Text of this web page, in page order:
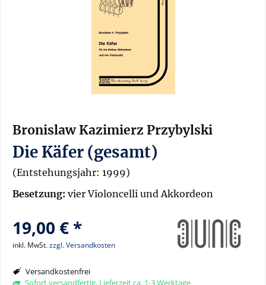
Bronislaw Kazimierz Przybylski
Die Käfer (gesamt)
(Entstehungsjahr: 1999)
Besetzung: vier Violoncelli und Akkordeon
19,00 € *
inkl. MwSt.zzgl. Versandkosten
Versandkostenfrei
Sofort versandfertig, Lieferzeit ca. 1-3 Werktage